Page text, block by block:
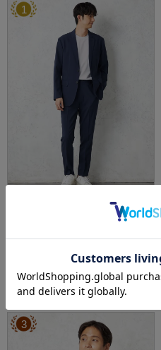
1
全3色
【AIRSUIT】上下セットパンツ裾上げ済みセッ
通年吸汗速乾UVカット2つボタンジャケットノ
WEB価格： 9,900円 (税込)
3